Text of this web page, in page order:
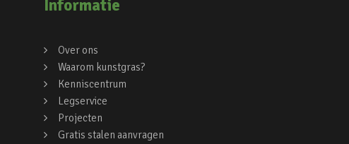
Informatie
Over ons
Waarom kunstgras?
Kenniscentrum
Legservice
Projecten
Gratis stalen aanvragen